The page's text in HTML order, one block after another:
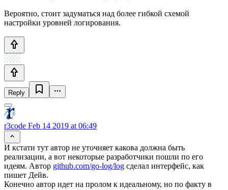
Вероятно, стоит задуматься над более гибкой схемой
настройки уровней логирования.
Reply
r3code Feb 14 2019 at 06:49
И кстати тут автор не уточняет какова должна быть
реализации, а вот некоторые разработчики пошли по его
идеям. Автор github.com/go-log/log сделал интерфейс, как
пишет Дейв.
Конечно автор идет на пролом к идеальному, но по факту в